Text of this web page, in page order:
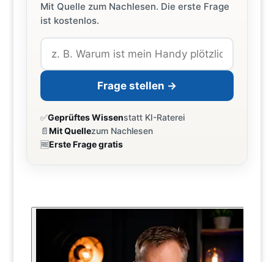
Mit Quelle zum Nachlesen. Die erste Frage
ist kostenlos.
Frage stellen →
✅Geprüftes Wissenstatt KI-Raterei
📄Mit Quellezum Nachlesen
🆓Erste Frage gratis